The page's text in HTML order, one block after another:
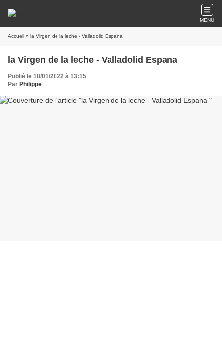
MENU
Accueil » la Virgen de la leche - Valladolid Espana
la Virgen de la leche - Valladolid Espana
Publié le 18/01/2022 à 13:15
Par Philippe